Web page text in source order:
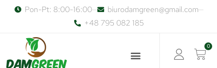
Pon-Pt: 8:00-16:00
biurodamgreen@gmail.com
+48 795 082 185
0